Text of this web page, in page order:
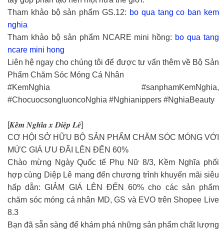
Tham khảo bộ sản phẩm GS.12: bo qua tang co ban kem
nghia
Tham khảo bộ sản phẩm NCARE mini hồng: bo qua tang
ncare mini hong
Liên hệ ngay cho chúng tôi để được tư vấn thêm về Bộ Sản
Phẩm Chăm Sóc Móng Cá Nhân
#KemNghia #sanphamKemNghia,
#ChocuocsongluoncoNghia #Nghianippers #NghiaBeauty
[𝑲𝒆̂̀𝒎 𝑵𝒈𝒉𝒊̃𝒂 𝒙 𝑫𝒊𝒆̣̂𝒑 𝑳𝒆̂]
CƠ HỘI SỞ HỮU BỘ SẢN PHẨM CHĂM SÓC MÓNG VỚI
MỨC GIÁ ƯU ĐÃI LÊN ĐẾN 60%
Chào mừng Ngày Quốc tế Phụ Nữ 8/3, Kềm Nghĩa phối
hợp cùng Diệp Lê mang đến chương trình khuyến mãi siêu
hấp dẫn: GIẢM GIÁ LÊN ĐẾN 60% cho các sản phẩm
chăm sóc móng cá nhân MD, GS và EVO trên Shopee Live
8.3
Bạn đã sẵn sàng để khám phá những sản phẩm chất lượng